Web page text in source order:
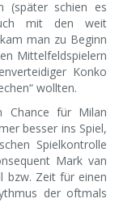
(später schien es
mit den weit
man zu Beginn
Mittelfeldspielern
Konko
wollten.
Chance für Milan
besser ins Spiel,
Spielkontrolle
Mark van
bzw. Zeit für einen
der oftmals